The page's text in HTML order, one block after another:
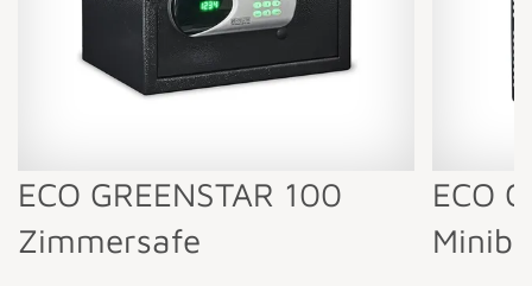
ECO GREENSTAR 100
Zimmersafe
ECO